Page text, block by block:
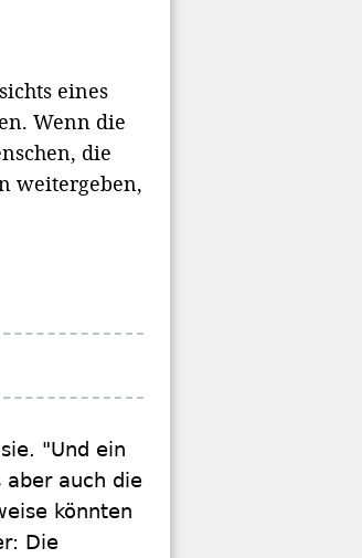
eines
Wenn die
die
weitergeben,
"Und ein
aber auch die
könnten
Die